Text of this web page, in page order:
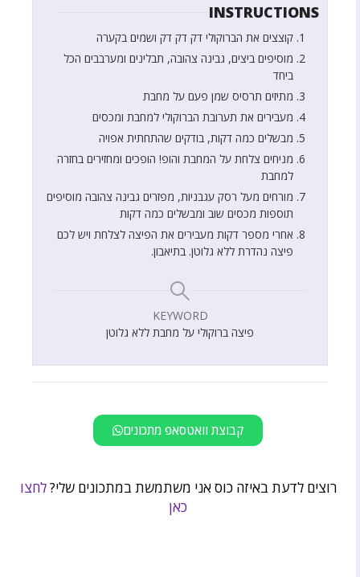
INSTRUCTIONS
קוצצים את הברוקולי דק דק דק ושמים בקערה
מוסיפים ביצים, גבינה צהובה, תבלינים ומערבבים הכל
ביחד
מתיזים תרסיס שמן פעם על מחבת
מעבירים את תערובת הברוקולי למחבת ומכסים
מבשלים כמה דקות, בודקים שהתחתית אפויה
מניחים צלחת על המחבת והופ! הופכים ומחזירים בחזרה
למחבת
מורחים מעל רסק עגבניות, מפזרים גבינה צהובה מוסיפים
תוספות מכסים שוב ומבשלים כמה דקות
אחרי מספר דקות מעבירים את הפיצה לצלחת ויש לכם
פיצה נהדרת ללא גלוטן. בתיאבון.
KEYWORD
פיצה ברוקולי על מחבת ללא גלוטן
קבוצת וואטסאפ מתכונים
רוצים לדעת באיזה כוס אני משתמשת במתכונים שלי?לחצו
כאן